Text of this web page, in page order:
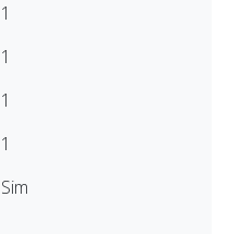
1
1
1
1
Sim